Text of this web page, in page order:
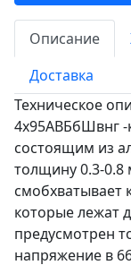
Описание
Доставка
Техническое
4х95АВБбШвнг
состоящим из
толщину 0.3-
смобхватывает
которые лежат
предусмотрен
напряжение в